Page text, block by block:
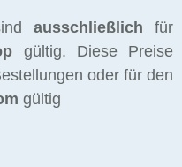
ausschließlich für
gültig. Diese Preise
oder für den
gültig